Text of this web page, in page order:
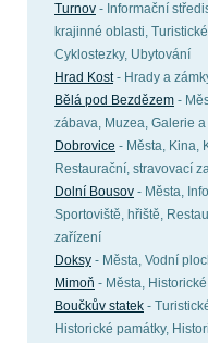
Turnov - Informační
krajinné oblasti,
Cyklostezky, Ubytování
Hrad Kost- Hrady a
Bělá pod Bezdězem -
zábava, Muzea, Galerie
Dobrovice - Města, Kina,
Restaurační, stravovací
Dolní Bousov - Města,
Sportoviště, hřiště,
zařízení
Doksy - Města, Vodní
Mimoň - Města,
Boučkův statek -
Historické památky,